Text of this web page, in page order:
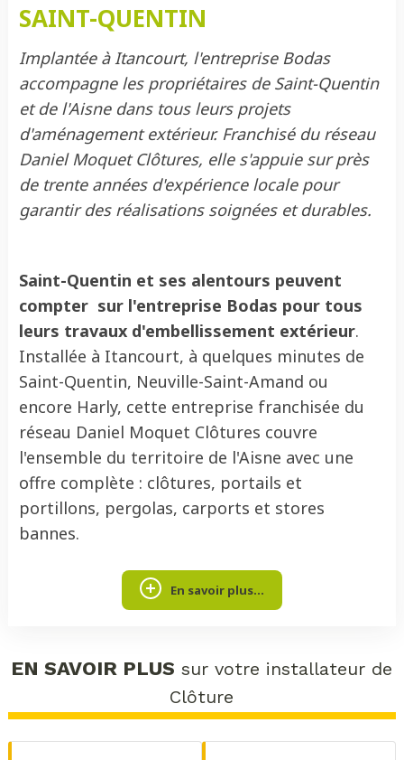
SAINT-QUENTIN
Implantée à Itancourt, l'entreprise Bodas
accompagne les propriétaires de Saint-Quentin
et de l'Aisne dans tous leurs projets
d'aménagement extérieur. Franchisé du réseau
Daniel Moquet Clôtures, elle s'appuie sur près
de trente années d'expérience locale pour
garantir des réalisations soignées et durables.
Saint-Quentin et ses alentours peuvent
compter sur l'entreprise Bodas pour tous
leurs travaux d'embellissement extérieur.
Installée à Itancourt, à quelques minutes de
Saint-Quentin, Neuville-Saint-Amand ou
encore Harly, cette entreprise franchisée du
réseau Daniel Moquet Clôtures couvre
l'ensemble du territoire de l'Aisne avec une
offre complète : clôtures, portails et
portillons, pergolas, carports et stores
bannes.
En savoir plus...
EN SAVOIR PLUS sur votre installateur de
Clôture